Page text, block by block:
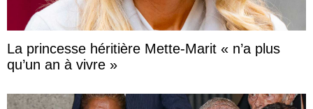
La princesse héritière Mette-Marit « n’a plus
qu’un an à vivre »